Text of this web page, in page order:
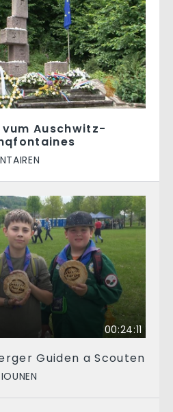
Auschwitz-
00:24:11
Guiden a Scouten